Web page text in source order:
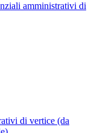
amministrativi di
di vertice (da